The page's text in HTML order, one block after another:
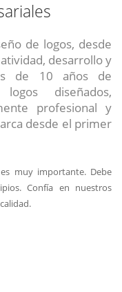
de logos, desde
desarrollo y
de 10 años de
diseñados,
profesional y
desde el primer
muy importante. Debe
Confía en nuestros